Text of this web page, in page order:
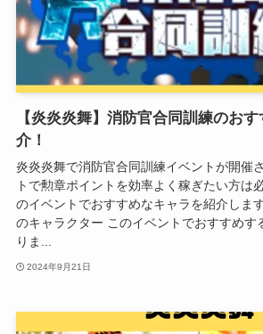
【炎炎炎舞】消防官合同訓練のお
介！
炎炎炎舞で消防官合同訓練イベントが開催
トで勲章ポイントを効率よく稼ぎたい方は
のイベントでおすすめなキャラを紹介しま
のキャラクター このイベントでおすすめす
りま...
2024年9月21日